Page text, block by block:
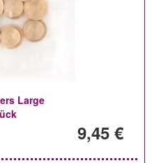
Large
9,45 €